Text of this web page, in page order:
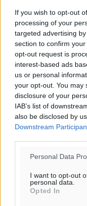
If you wish to opt-out
processing of your
targeted advertising
section to confirm
opt-out request is
interest-based ads
us or personal
your opt-out. You may
disclosure of your
IAB’s list of
also be disclosed by
Downstream
Personal Data
I want to opt-out
personal data.
Opted In